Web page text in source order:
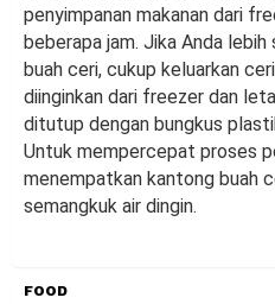
penyimpanan makanan dari
beberapa jam. Jika Anda
buah ceri, cukup keluarkan
diinginkan dari freezer dan
ditutup dengan bungkus
Untuk mempercepat proses
menempatkan kantong buah
semangkuk air dingin.
FOOD